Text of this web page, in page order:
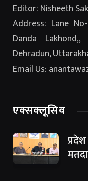
Editor: Nisheeth
Address: Lane
Danda
Dehradun,
Email Us:
एक्सक्लूसिव